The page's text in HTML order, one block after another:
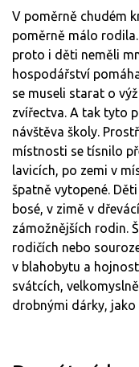
V poměrně chudém
poměrně málo
proto i děti neměli
hospodářství
se museli starat o
zvířectva. A tak tyto
návštěva školy.
místnosti se tísnilo
lavicích, po zemi v
špatně vytopené.
bosé, v zimě v
zámožnějších rodin.
rodičích nebo
v blahobytu a
svátcích,
drobnými dárky, jako